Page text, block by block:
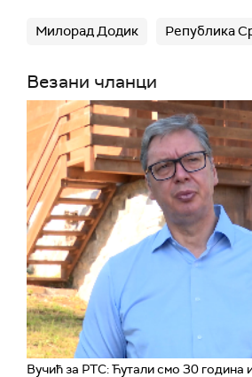
Милорад Додик Република
Везани чланци
Вучић за РТС: Ћутали смо 30 година